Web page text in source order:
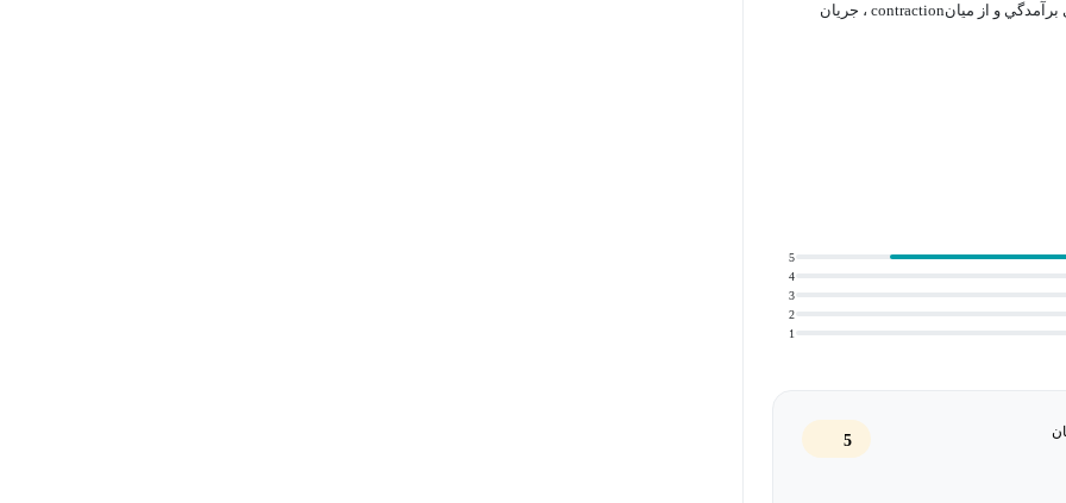
2- كاربرد معادله انرژي در هیدرولیک جریان دائمی: انرژي مخصوص، جريان از روي برآمدگي و از ميانcontraction ، جريان
1
2
3
4
5
5